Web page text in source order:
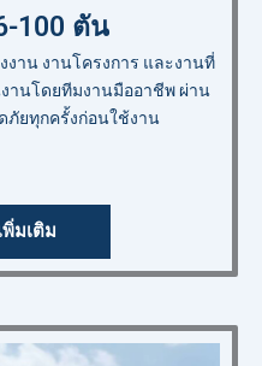
100 ตัน
งาน งานโครงการ และงานที่
านโดยทีมงานมืออาชีพ ผ่าน
ภัยทุกครั้งก่อนใช้งาน
มเติม